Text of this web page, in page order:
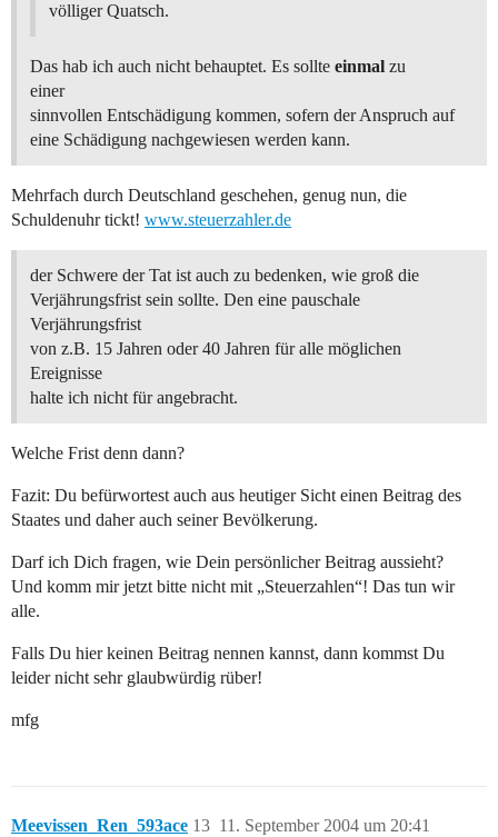
völliger Quatsch.
Das hab ich auch nicht behauptet. Es sollte einmal zu
einer
sinnvollen Entschädigung kommen, sofern der Anspruch auf
eine Schädigung nachgewiesen werden kann.
Mehrfach durch Deutschland geschehen, genug nun, die
Schuldenuhr tickt! www.steuerzahler.de
der Schwere der Tat ist auch zu bedenken, wie groß die
Verjährungsfrist sein sollte. Den eine pauschale
Verjährungsfrist
von z.B. 15 Jahren oder 40 Jahren für alle möglichen
Ereignisse
halte ich nicht für angebracht.
Welche Frist denn dann?
Fazit: Du befürwortest auch aus heutiger Sicht einen Beitrag des
Staates und daher auch seiner Bevölkerung.
Darf ich Dich fragen, wie Dein persönlicher Beitrag aussieht?
Und komm mir jetzt bitte nicht mit „Steuerzahlen“! Das tun wir
alle.
Falls Du hier keinen Beitrag nennen kannst, dann kommst Du
leider nicht sehr glaubwürdig rüber!
mfg
Meevissen_Ren_593ace 11. September 2004 um 20:41
13